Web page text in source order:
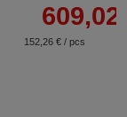
609,02
152,26 € / pcs